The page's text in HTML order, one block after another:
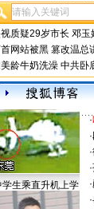
质疑29岁市长 邓玉
网站被黑 篡改温总
龄牛奶洗澡 中共卧
学生乘直升机上学
·
·
·
·
·
·